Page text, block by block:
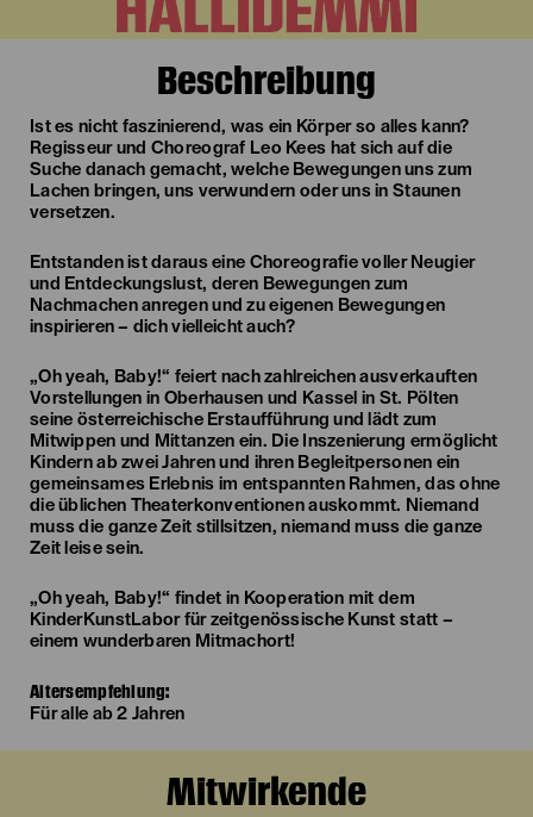
Beschreibung
Ist es nicht faszinierend, was ein Körper so alles kann?
Regisseur und Choreograf Leo Kees hat sich auf die
Suche danach gemacht, welche Bewegungen uns zum
Lachen bringen, uns verwundern oder uns in Staunen
versetzen.
Entstanden ist daraus eine Choreografie voller Neugier
und Entdeckungslust, deren Bewegungen zum
Nachmachen anregen und zu eigenen Bewegungen
inspirieren – dich vielleicht auch?
„Oh yeah, Baby!“ feiert nach zahlreichen ausverkauften
Vorstellungen in Oberhausen und Kassel in St. Pölten
seine österreichische Erstaufführung und lädt zum
Mitwippen und Mittanzen ein. Die Inszenierung ermöglicht
Kindern ab zwei Jahren und ihren Begleitpersonen ein
gemeinsames Erlebnis im entspannten Rahmen, das ohne
die üblichen Theaterkonventionen auskommt. Niemand
muss die ganze Zeit stillsitzen, niemand muss die ganze
Zeit leise sein.
„Oh yeah, Baby!“ findet in Kooperation mit dem
KinderKunstLabor für zeitgenössische Kunst statt –
einem wunderbaren Mitmachort!
Altersempfehlung:
Für alle ab 2 Jahren
Mitwirkende